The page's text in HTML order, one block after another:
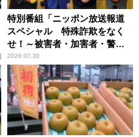
特別番組「ニッポン放送報道
スペシャル 特殊詐欺をなく
せ！～被害者・加害者・警視
庁が語るトクリュウの実態
～」放送
2026.07.30